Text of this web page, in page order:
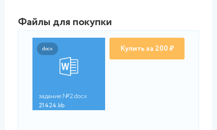
Файлы для покупки
docx
задание №2.docx
21424.kb
Купить за 200 ₽